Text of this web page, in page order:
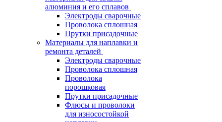
алюминия и его сплавов
Электроды сварочные
Проволока сплошная
Прутки присадочные
Материалы для наплавки и
ремонта деталей
Электроды сварочные
Проволока сплошная
Проволока
порошковая
Прутки присадочные
Флюсы и проволоки
для износостойкой